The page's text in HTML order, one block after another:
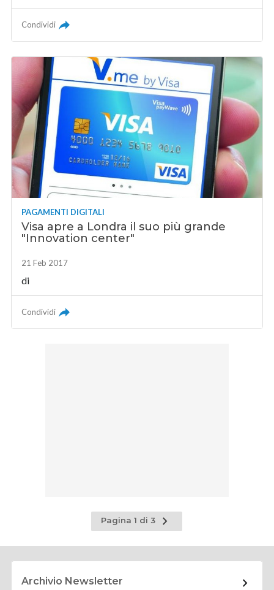
Condividi
PAGAMENTI DIGITALI
Visa apre a Londra il suo più grande
"Innovation center"
21 Feb 2017
di
Condividi
Pagina 1 di 3
Pagina
successiva
Archivio Newsletter